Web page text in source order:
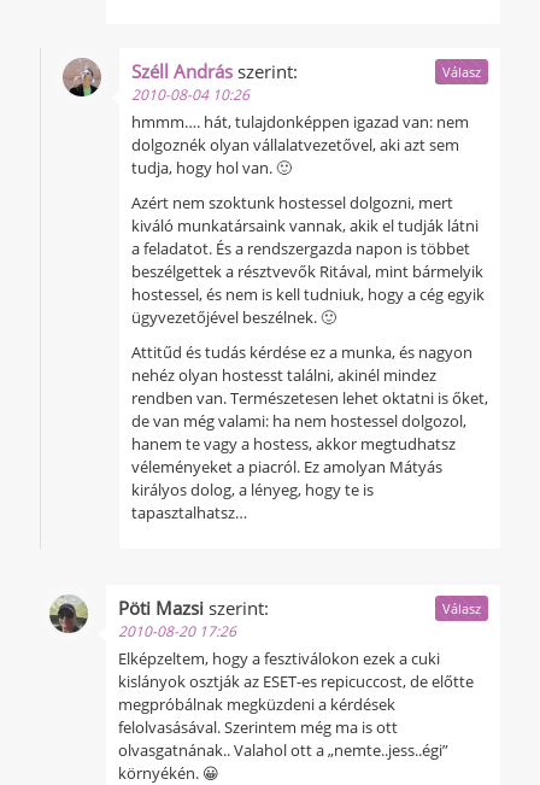
Széll András szerint:
2010-08-04 10:26
hmmm…. hát, tulajdonképpen igazad van: nem
dolgoznék olyan vállalatvezetővel, aki azt sem
tudja, hogy hol van. 🙂
Azért nem szoktunk hostessel dolgozni, mert
kiváló munkatársaink vannak, akik el tudják látni
a feladatot. És a rendszergazda napon is többet
beszélgettek a résztvevők Ritával, mint bármelyik
hostessel, és nem is kell tudniuk, hogy a cég egyik
ügyvezetőjével beszélnek. 🙂
Attitűd és tudás kérdése ez a munka, és nagyon
nehéz olyan hostesst találni, akinél mindez
rendben van. Természetesen lehet oktatni is őket,
de van még valami: ha nem hostessel dolgozol,
hanem te vagy a hostess, akkor megtudhatsz
véleményeket a piacról. Ez amolyan Mátyás
királyos dolog, a lényeg, hogy te is
tapasztalhatsz…
Válasz
Pöti Mazsi szerint:
2010-08-20 17:26
Elképzeltem, hogy a fesztiválokon ezek a cuki
kislányok osztják az ESET-es repicuccost, de előtte
megpróbálnak megküzdeni a kérdések
felolvasásával. Szerintem még ma is ott
olvasgatnának.. Valahol ott a „nemte..jess..égi”
környékén. 😀
Válasz